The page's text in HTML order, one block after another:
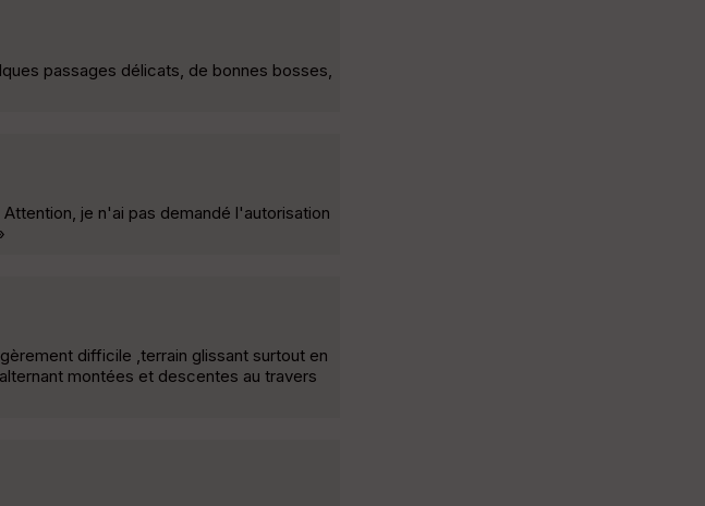
passages délicats, de bonnes bosses,
je n'ai pas demandé l'autorisation
difficile ,terrain glissant surtout en
montées et descentes au travers